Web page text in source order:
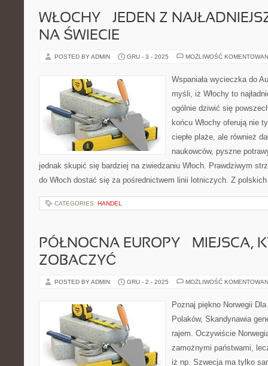
WŁOCHY – JEDEN Z
NA ŚWIECIE
POSTED BY ADMIN GRU - 3 - 2025 MOŻLIWOŚĆ
Wspaniała wycieczka do
myśli, iż Włochy to
ogólnie dziwić się
końcu Włochy oferują nie
ciepłe plaże, ale również
naukowców, pyszne
jednak skupić się bardziej na zwiedzaniu Włoch. Prawdziwym
do Włoch dostać się za pośrednictwem linii lotniczych. Z
CATEGORIES: HANDEL
PÓŁNOCNA EUROPY – MIEJSCA,
ZOBACZYĆ
POSTED BY ADMIN GRU - 2 - 2025 MOŻLIWOŚĆ
Poznaj piękno Norwegii
Polaków, Skandynawia
rajem. Oczywiście
zamożnymi państwami,
iż np. Szwecja ma tylko